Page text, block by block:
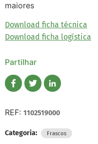
maiores
Download ficha técnica
Download ficha logística
Partilhar
REF: 1102519000
Categoria: Frascos